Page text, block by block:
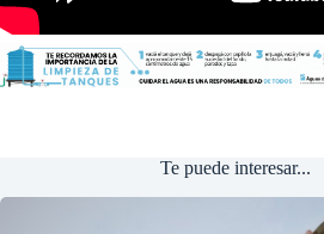
Te puede interesar...